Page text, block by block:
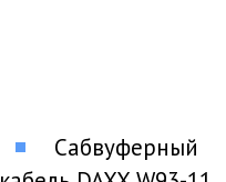
Сабвуферный